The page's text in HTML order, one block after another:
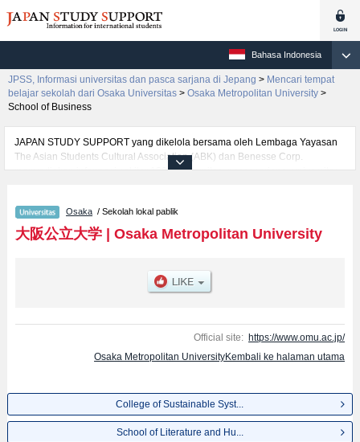
Bahasa Indonesia
JPSS, Informasi universitas dan pasca sarjana di Jepang > Mencari tempat
belajar sekolah dari Osaka Universitas > Osaka Metropolitan University >
School of Business
JAPAN STUDY SUPPORT yang dikelola bersama oleh Lembaga Yayasan
The Asian Students Cultural Association (ABK) dan Benesse Corp.
menyediakan informasi sekitar 1300 universitas, pascasarjana, universitas
informasi per fakultas seperti Fakultas College of Sustainable System
SciencesatauFakultas School of Literature and Human
SciencesatauFakultas School of LawatauFakultas School of
ScienceatauFakultas School of EngineeringatauFakultas School of
AgricultureatauFakultas School of Veterinary ScienceatauFakultas School of
ujian masuk mahasiswa(i) mancanegara, informasi mengenai ujian masuk,
prasarana kampus, akses jalan, dan lainnya. Silakan memanfaatkannya.
Osaka / Sekolah lokal pablik
大阪公立大学| Osaka Metropolitan University
Official site: https://www.omu.ac.jp/
Osaka Metropolitan UniversityKembali ke halaman utama
College of Sustainable Syst...
School of Literature and Hu...